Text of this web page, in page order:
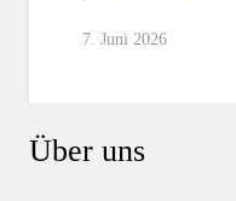
7. Juni 2026
Über uns